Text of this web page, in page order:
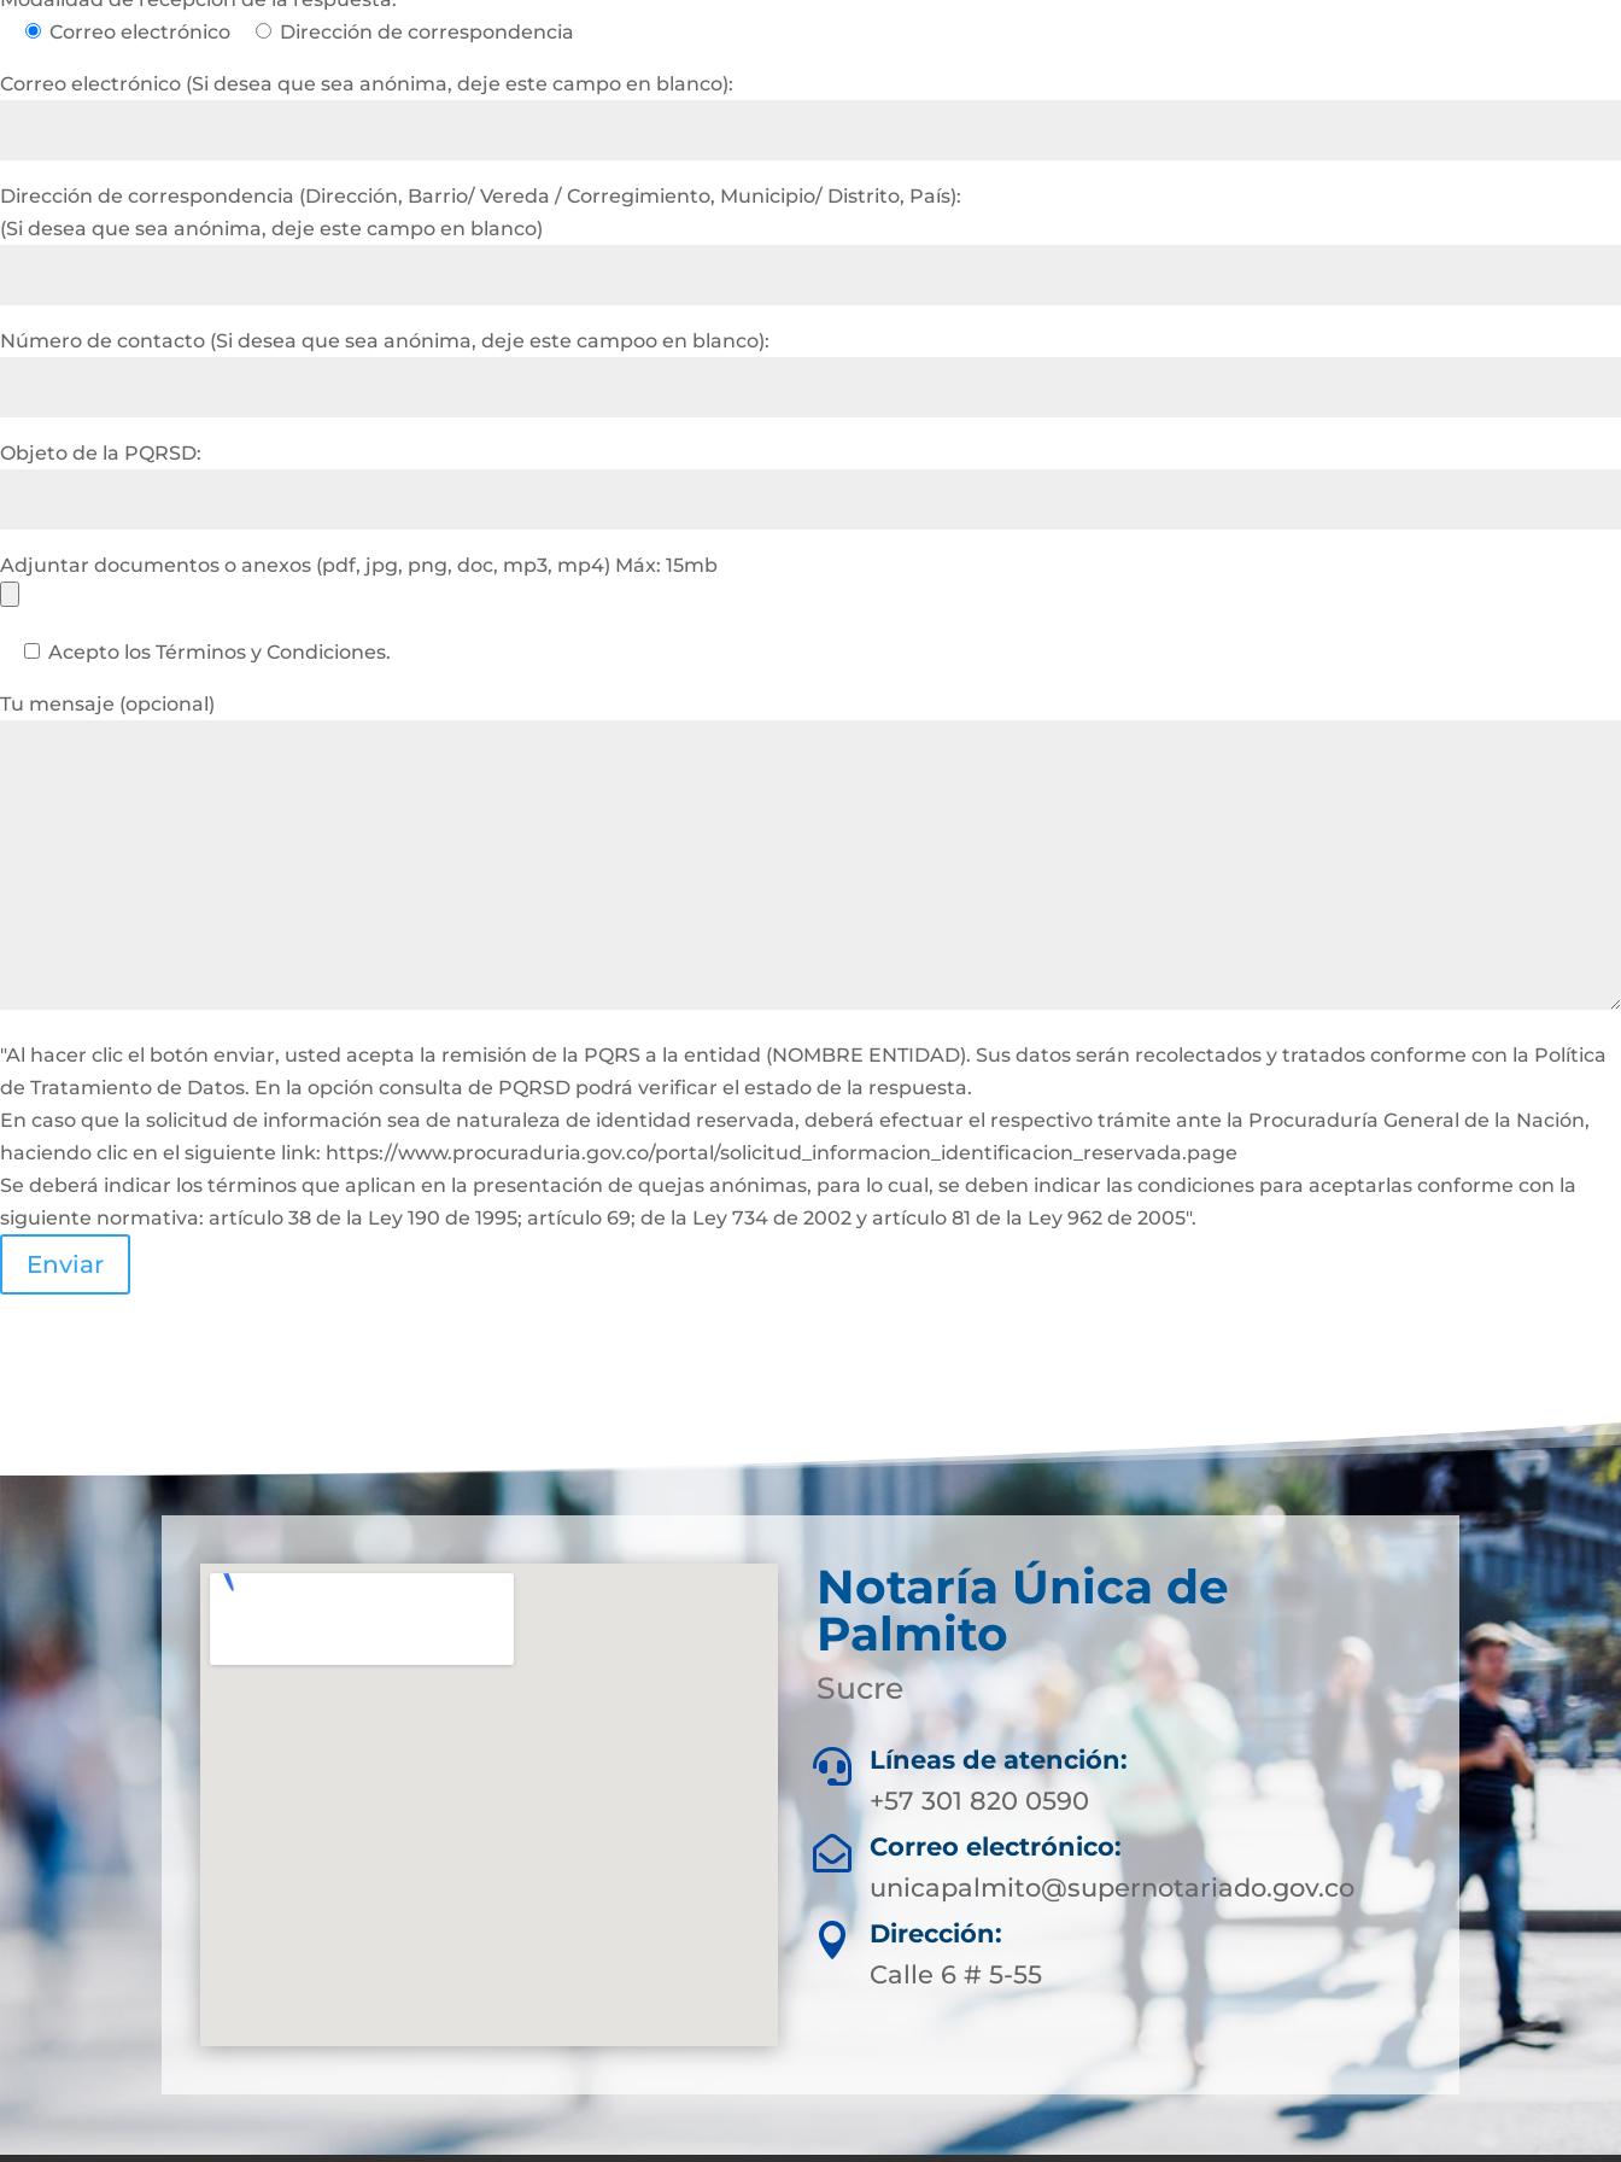
Correo electrónico
Dirección de correspondencia
Correo electrónico (Si desea que sea anónima, deje este campo en blanco):
Dirección de correspondencia (Dirección, Barrio/ Vereda / Corregimiento, Municipio/ Distrito, País):
(Si desea que sea anónima, deje este campo en blanco)
Número de contacto (Si desea que sea anónima, deje este campoo en blanco):
Objeto de la PQRSD:
Adjuntar documentos o anexos (pdf, jpg, png, doc, mp3, mp4) Máx: 15mb
Acepto los Términos y Condiciones.
Tu mensaje (opcional)
"Al hacer clic el botón enviar, usted acepta la remisión de la PQRS a la entidad (NOMBRE ENTIDAD). Sus datos serán recolectados y tratados conforme con la Política
de Tratamiento de Datos. En la opción consulta de PQRSD podrá verificar el estado de la respuesta.
En caso que la solicitud de información sea de naturaleza de identidad reservada, deberá efectuar el respectivo trámite ante la Procuraduría General de la Nación,
haciendo clic en el siguiente link: https://www.procuraduria.gov.co/portal/solicitud_informacion_identificacion_reservada.page
Se deberá indicar los términos que aplican en la presentación de quejas anónimas, para lo cual, se deben indicar las condiciones para aceptarlas conforme con la
siguiente normativa: artículo 38 de la Ley 190 de 1995; artículo 69; de la Ley 734 de 2002 y artículo 81 de la Ley 962 de 2005".
Enviar
Notaría Única de
Palmito
Sucre

Líneas de atención:
+57 301 820 0590

Correo electrónico:
unicapalmito@supernotariado.gov.co

Dirección:
Calle 6 # 5-55